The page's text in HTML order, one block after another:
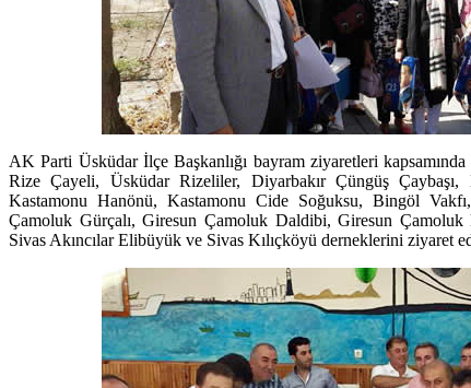
AK Parti Üsküdar İlçe Başkanlığı bayram ziyaretleri
Rize Çayeli, Üsküdar Rizeliler, Diyarbakır Çüngüş Çaybaşı,
Kastamonu Hanönü, Kastamonu Cide Soğuksu, Bingöl
Çamoluk Gürçalı, Giresun Çamoluk Daldibi, Giresun Çamoluk
Sivas Akıncılar Elibüyük ve Sivas Kılıçköyü derneklerini ziyaret